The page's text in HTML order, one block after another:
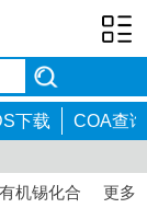
下载 COA查询
更多
有机锡化合